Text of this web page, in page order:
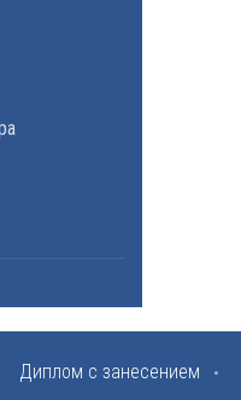
Диплом с занесением